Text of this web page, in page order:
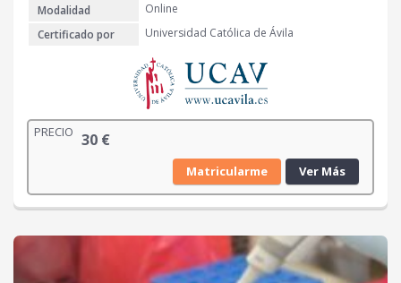
Modalidad
Online
Certificado por
Universidad Católica de Ávila
PRECIO 30 €
Matricularme Ver Más